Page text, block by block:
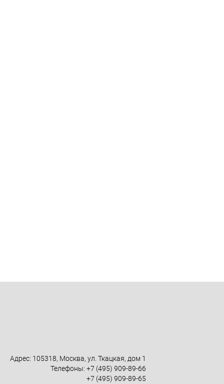
Адрес: 105318, Москва, ул. Ткацкая, дом 1
Телефоны: +7 (495) 909-89-66
+7 (495) 909-89-65